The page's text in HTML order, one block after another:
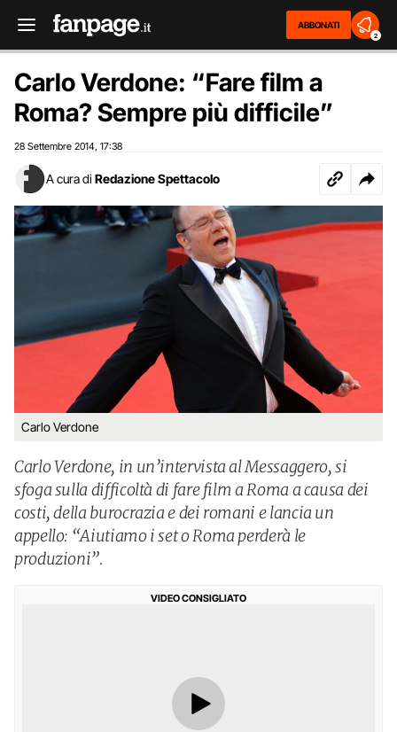
ABBONATI
2
Carlo Verdone: “Fare film a
Roma? Sempre più difficile”
28 Settembre 2014 17:38
A cura di Redazione Spettacolo
Carlo Verdone
Carlo Verdone, in un’intervista al Messaggero, si
sfoga sulla difficoltà di fare film a Roma a causa dei
costi, della burocrazia e dei romani e lancia un
appello: “Aiutiamo i set o Roma perderà le
produzioni”.
VIDEO CONSIGLIATO